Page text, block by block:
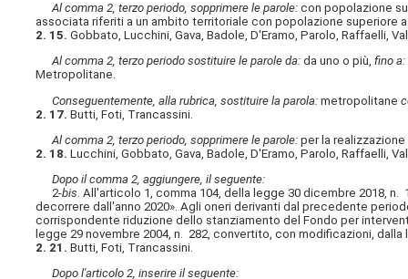
Al comma 2, terzo periodo, sopprimere le parole: con popolazione
associata riferiti a un ambito territoriale con popolazione superiore
2. 15. Gobbato, Lucchini, Gava, Badole, D'Eramo, Parolo, Raffaelli,
Al comma 2, terzo periodo sostituire le parole da: da uno o più,fino a:
Metropolitane.
Conseguentemente, alla rubrica, sostituire la parola: metropolitane
2. 17. Butti, Foti, Trancassini.
Al comma 2, terzo periodo, sopprimere le parole: per la
2. 18. Lucchini, Gobbato, Gava, Badole, D'Eramo, Parolo, Raffaelli,
Dopo il comma 2, aggiungere, il seguente:
2-bis . All'articolo 1, comma 104, della legge 30 dicembre 2018,
decorrere dall'anno 2020». Agli oneri derivanti dal precedente
corrispondente riduzione dello stanziamento del Fondo per
legge 29 novembre 2004, n. 282, convertito, con modificazioni,
2. 21. Butti, Foti, Trancassini.
Dopo l'articolo 2, inserire il seguente: